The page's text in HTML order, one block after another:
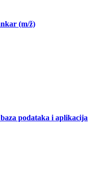
(m/ž)
podataka i aplikacija